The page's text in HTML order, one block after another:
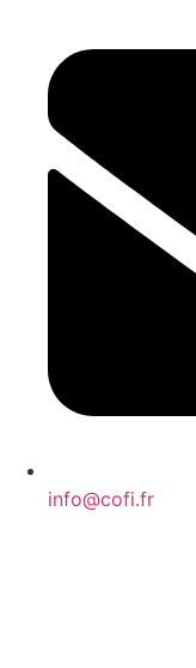
info@cofi.fr